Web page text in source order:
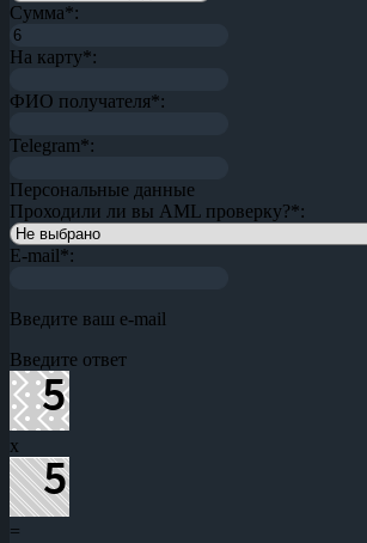
Сумма*:
На карту*:
ФИО получателя*:
Telegram*:
Персональные данные
Проходили ли вы AML проверку?*:
E-mail*:
Введите ваш e-mail
Введите ответ
x
=